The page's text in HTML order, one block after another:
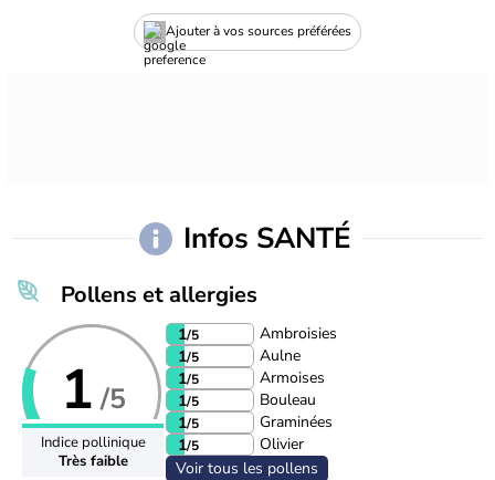
Ajouter à vos sources préférées
Infos SANTÉ
Pollens et allergies
1 /5
Indice pollinique
Très faible
1/5
Ambroisies
1/5
Aulne
1/5
Armoises
1/5
Bouleau
1/5
Graminées
1/5
Olivier
Voir tous les pollens